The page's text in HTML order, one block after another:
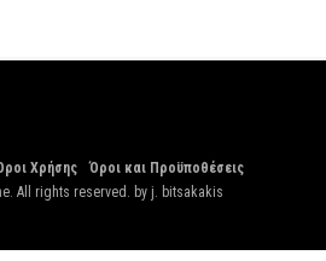
Χρήσης
Όροι και Προϋποθέσεις
All rights reserved. by j. bitsakakis